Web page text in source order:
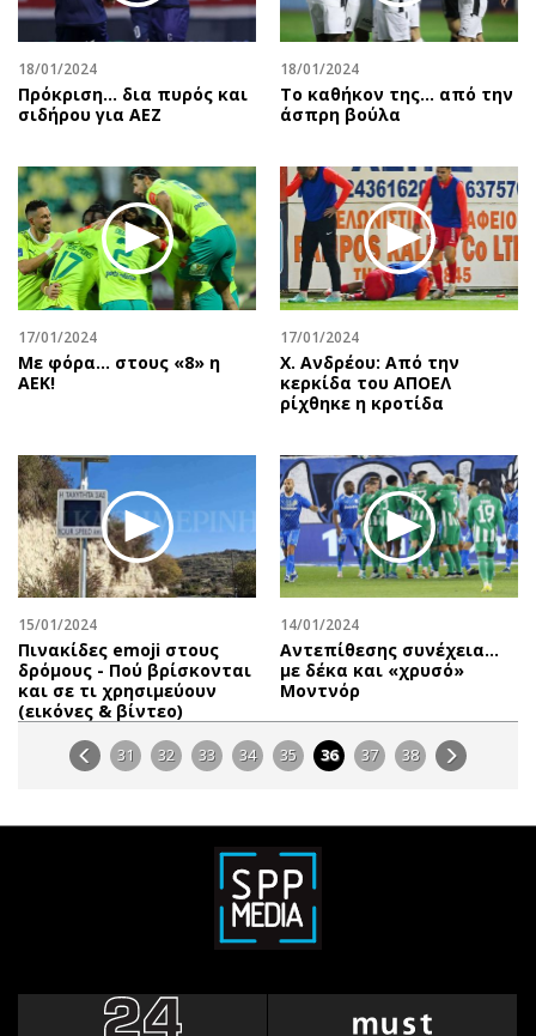
18/01/2024
Πρόκριση... δια πυρός και
σιδήρου για ΑΕΖ
18/01/2024
Το καθήκον της... από την
άσπρη βούλα
17/01/2024
Με φόρα… στους «8» η
ΑΕΚ!
17/01/2024
Χ. Ανδρέου: Από την
κερκίδα του ΑΠΟΕΛ
ρίχθηκε η κροτίδα
15/01/2024
Πινακίδες emoji στους
δρόμους - Πού βρίσκονται
και σε τι χρησιμεύουν
(εικόνες & βίντεο)
14/01/2024
Αντεπίθεσης συνέχεια…
με δέκα και «χρυσό»
Μοντνόρ
31 32 33 34 35 36 37 38